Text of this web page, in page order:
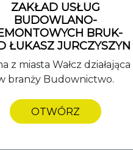
ZAKŁAD USŁUG
BUDOWLANO-
BRUK-
ŁUKASZ JURCZYSZYN
z miasta Wałcz działająca
branży Budownictwo.
OTWÓRZ